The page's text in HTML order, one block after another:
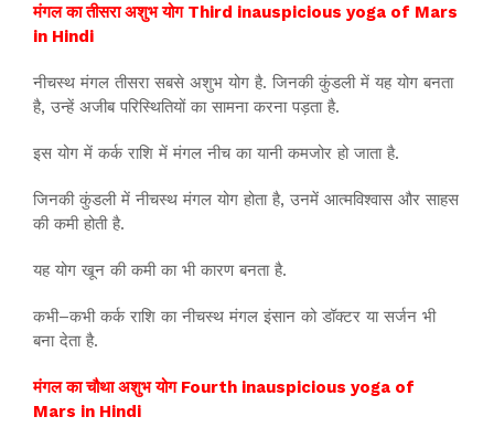
मंगल का तीसरा अशुभ योग Third inauspicious yoga of Mars
in Hindi
नीचस्थ मंगल तीसरा सबसे अशुभ योग है. जिनकी कुंडली में यह योग बनता
है, उन्हें अजीब परिस्थितियों का सामना करना पड़ता है.
इस योग में कर्क राशि में मंगल नीच का यानी कमजोर हो जाता है.
जिनकी कुंडली में नीचस्थ मंगल योग होता है, उनमें आत्मविश्वास और साहस
की कमी होती है.
यह योग खून की कमी का भी कारण बनता है.
कभी–कभी कर्क राशि का नीचस्थ मंगल इंसान को डॉक्टर या सर्जन भी
बना देता है.
मंगल का चौथा अशुभ योग Fourth inauspicious yoga of
Mars in Hindi